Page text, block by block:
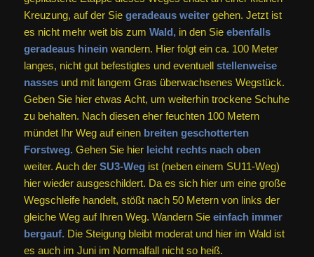
Kreuzung, auf der Sie geradeaus weitergehen. Jetzt ist
es nicht mehr weit bis zum Wald,in den Sie ebenfalls
geradeaus hineinwandern. Hier folgt ein ca. 100 Meter
langes, nicht gut befestigtes und eventuell stellenweise
nassesund mit langem Gras überwachsenes Wegstück.
Geben Sie hier etwas Acht, um weiterhin trockene Schuhe
zu behalten. Nach diesen eher feuchten 100 Metern
mündet Ihr Weg auf einen breiten geschotterten
Forstweg. Gehen Sie hier leicht rechts nach oben
weiter. Auch der SU3-Weg ist (neben einem SU11-Weg)
hier wieder ausgeschildert. Da es sich hier um eine große
Wegschleife handelt, stößt nach 50 Metern von links der
gleiche Weg auf Ihren Weg. Wandern Sieeinfach immer
bergauf. Die Steigung bleibt moderat und hier im Wald ist
es auch im Juni im Normalfall nicht so heiß.